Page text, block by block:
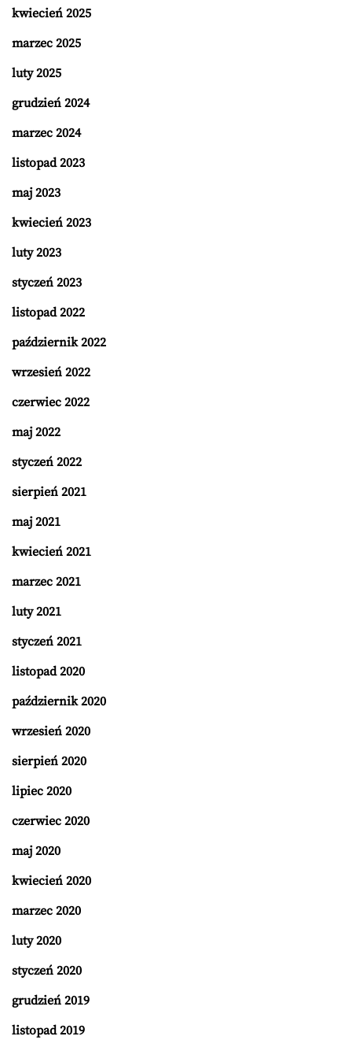
kwiecień 2025
marzec 2025
luty 2025
grudzień 2024
marzec 2024
listopad 2023
maj 2023
kwiecień 2023
luty 2023
styczeń 2023
listopad 2022
październik 2022
wrzesień 2022
czerwiec 2022
maj 2022
styczeń 2022
sierpień 2021
maj 2021
kwiecień 2021
marzec 2021
luty 2021
styczeń 2021
listopad 2020
październik 2020
wrzesień 2020
sierpień 2020
lipiec 2020
czerwiec 2020
maj 2020
kwiecień 2020
marzec 2020
luty 2020
styczeń 2020
grudzień 2019
listopad 2019